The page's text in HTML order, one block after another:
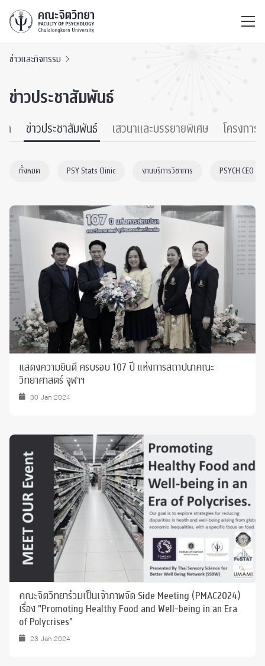
ข่าวและกิจกรรม
ข่าวประชาสัมพันธ์
ด ข่าวประชาสัมพันธ์ เสวนาและบรรยายพิเศษ โครงการ
ทั้งหมด PSY Stats Clinic งานบริการวิชาการ PSYCH CEO
แสดงความยินดี ครบรอบ 107 ปี แห่งการสถาปนาคณะ
วิทยาศาสตร์ จุฬาฯ
30 Jan 2024
คณะจิตวิทยาร่วมเป็นเจ้าภาพจัด Side Meeting (PMAC2024)
เรื่อง "Promoting Healthy Food and Well-being in an Era
of Polycrises"
23 Jan 2024